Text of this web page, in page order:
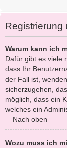
Registrierung
Warum kann ich
Dafür gibt es viele
dass Ihr
der Fall ist,
sicherzugehen,
möglich, dass ein
welches ein
Nach oben
Wozu muss ich